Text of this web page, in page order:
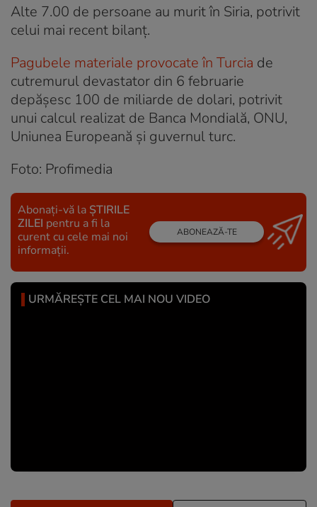
Alte 7.00 de persoane au murit în Siria, potrivit
celui mai recent bilanț.
Pagubele materiale provocate în Turcia de
cutremurul devastator din 6 februarie
depăşesc 100 de miliarde de dolari, potrivit
unui calcul realizat de Banca Mondială, ONU,
Uniunea Europeană şi guvernul turc.
Foto: Profimedia
Abonați-vă la ȘTIRILE
ZILEI pentru a fi la
curent cu cele mai noi
informații.
ABONEAZĂ-TE
URMĂREȘTE CEL MAI NOU VIDEO